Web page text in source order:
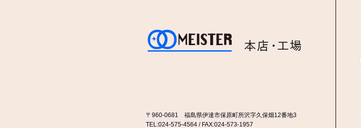
〒960-0681 福島県伊達市保原町所沢字久保畑12番地3
TEL:024-575-4564 / FAX:024-573-1957